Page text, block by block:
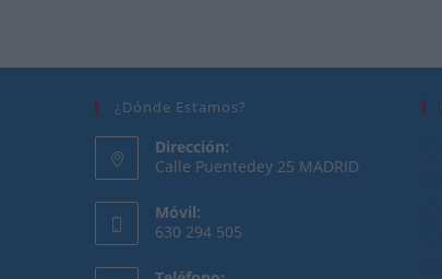
¿Dónde Estamos?
Dirección:
Calle Puentedey 25 MADRID
Móvil:
630 294 505